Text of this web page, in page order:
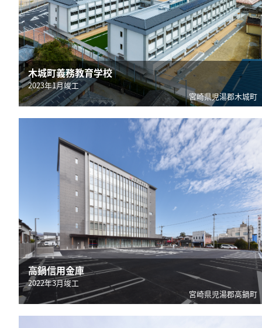
木城町義務教育学校
2023年1月竣工
宮崎県児湯郡木城町
高鍋信用金庫
2022年3月竣工
宮崎県児湯郡高鍋町